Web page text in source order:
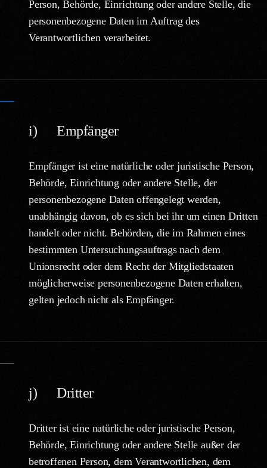
Person, Behörde, Einrichtung oder andere Stelle, die
personenbezogene Daten im Auftrag des
Verantwortlichen verarbeitet.
i) Empfänger
Empfänger ist eine natürliche oder juristische Person,
Behörde, Einrichtung oder andere Stelle, der
personenbezogene Daten offengelegt werden,
unabhängig davon, ob es sich bei ihr um einen Dritten
handelt oder nicht. Behörden, die im Rahmen eines
bestimmten Untersuchungsauftrags nach dem
Unionsrecht oder dem Recht der Mitgliedstaaten
möglicherweise personenbezogene Daten erhalten,
gelten jedoch nicht als Empfänger.
j) Dritter
Dritter ist eine natürliche oder juristische Person,
Behörde, Einrichtung oder andere Stelle außer der
betroffenen Person, dem Verantwortlichen, dem